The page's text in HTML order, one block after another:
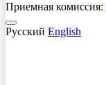
Приемная комиссия:
Русский English